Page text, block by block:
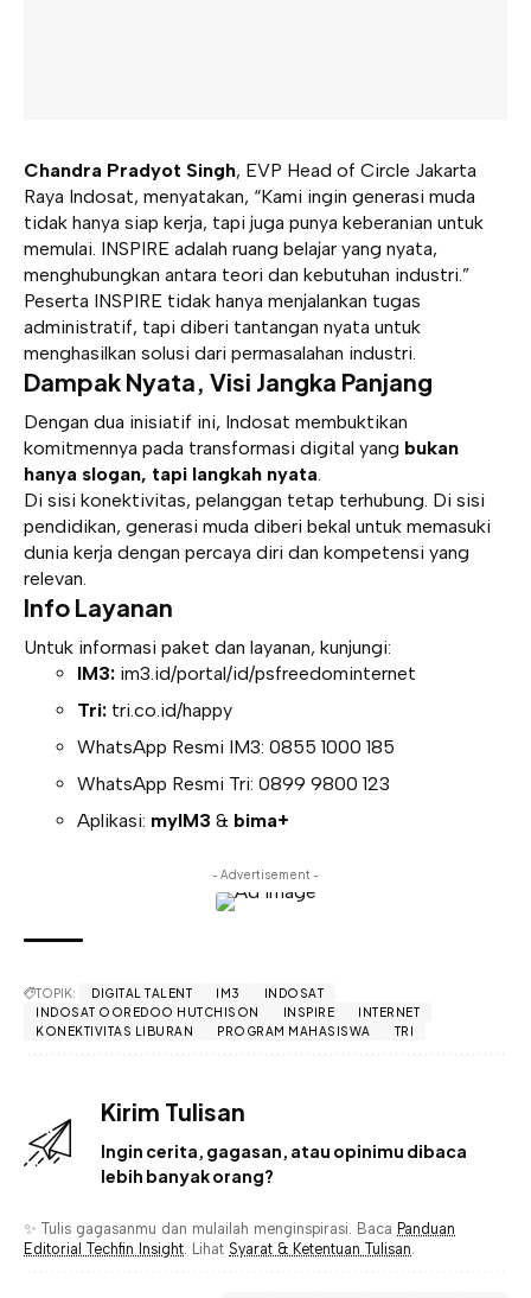
Chandra Pradyot Singh, EVP Head of Circle Jakarta
Raya Indosat, menyatakan, “Kami ingin generasi muda
tidak hanya siap kerja, tapi juga punya keberanian untuk
memulai. INSPIRE adalah ruang belajar yang nyata,
menghubungkan antara teori dan kebutuhan industri.”
Peserta INSPIRE tidak hanya menjalankan tugas
administratif, tapi diberi tantangan nyata untuk
menghasilkan solusi dari permasalahan industri.
Dampak Nyata, Visi Jangka Panjang
Dengan dua inisiatif ini, Indosat membuktikan
komitmennya pada transformasi digital yang bukan
hanya slogan, tapi langkah nyata.
Di sisi konektivitas, pelanggan tetap terhubung. Di sisi
pendidikan, generasi muda diberi bekal untuk memasuki
dunia kerja dengan percaya diri dan kompetensi yang
relevan.
Info Layanan
Untuk informasi paket dan layanan, kunjungi:
IM3: im3.id/portal/id/psfreedominternet
Tri: tri.co.id/happy
WhatsApp Resmi IM3: 0855 1000 185
WhatsApp Resmi Tri: 0899 9800 123
Aplikasi: myIM3 & bima+
- Advertisement -
TOPIK: DIGITAL TALENT IM3
INDOSAT
INDOSAT OOREDOO HUTCHISON
INSPIRE
INTERNET
KONEKTIVITAS LIBURAN
PROGRAM MAHASISWA TRI
Kirim Tulisan
Ingin cerita, gagasan, atau opinimu dibaca
lebih banyak orang?
✨ Tulis gagasanmu dan mulailah menginspirasi. Baca Panduan
Editorial Techfin Insight . Lihat Syarat & Ketentuan Tulisan